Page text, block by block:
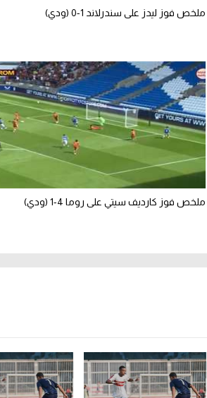
ملخص فوز ليدز على سندرلاند 1-0 (ودي)
ملخص فوز كارديف سيتي على روما 4-1 (ودي)